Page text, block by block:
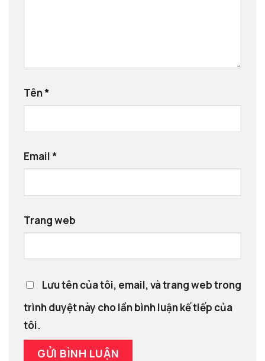
Tên*
Email*
Trang web
Lưu tên của tôi, email, và trang web trong
trình duyệt này cho lần bình luận kế tiếp của
tôi.